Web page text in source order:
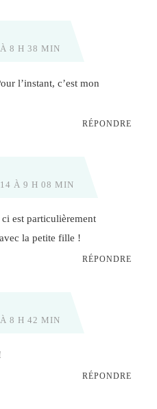
8 H 38 MIN
l’instant, c’est mon
RÉPONDRE
À 9 H 08 MIN
est particulièrement
la petite fille !
RÉPONDRE
8 H 42 MIN
RÉPONDRE